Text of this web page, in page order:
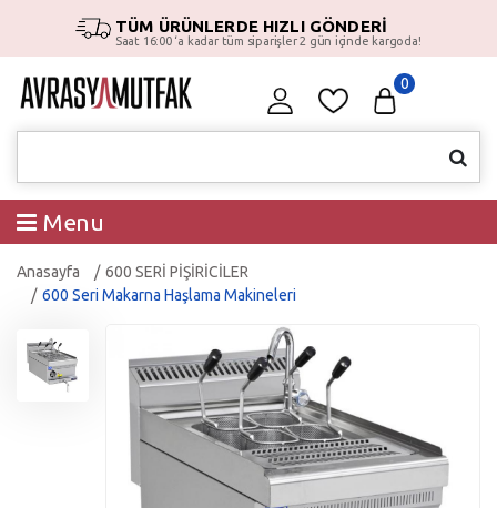
TÜM ÜRÜNLERDE HIZLI GÖNDERİ
Saat 16:00 ‘a kadar tüm siparişler 2 gün içinde kargoda!
0
Menu
Anasayfa
600 SERİ PİŞİRİCİLER
600 Seri Makarna Haşlama Makineleri